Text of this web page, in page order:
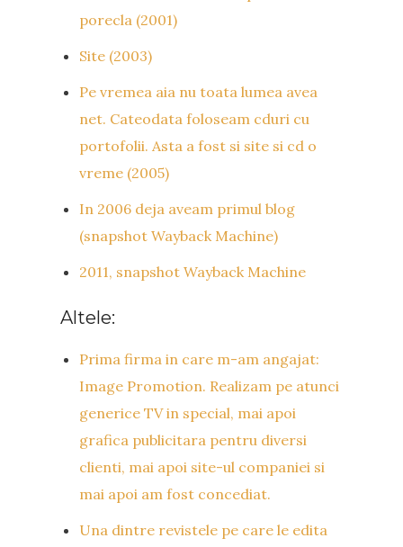
porecla (2001)
Site (2003)
Pe vremea aia nu toata lumea avea
net. Cateodata foloseam cduri cu
portofolii. Asta a fost si site si cd o
vreme (2005)
In 2006 deja aveam primul blog
(snapshot Wayback Machine)
2011, snapshot Wayback Machine
Altele:
Prima firma in care m-am angajat:
Image Promotion. Realizam pe atunci
generice TV in special, mai apoi
grafica publicitara pentru diversi
clienti, mai apoi site-ul companiei si
mai apoi am fost concediat.
Una dintre revistele pe care le edita